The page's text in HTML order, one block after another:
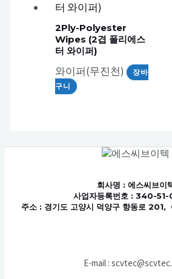
2Ply-Polyester
Wipes (2겹 폴리에스
터 와이퍼)
와이퍼(무진천)
장바
구니
회사명 : 에스씨브이
사업자등록번호 : 340-
주소 : 경기도 고양시 덕양구 향동로
E-mail :